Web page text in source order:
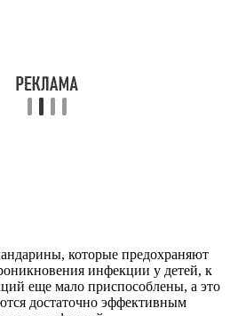
которые предохраняют
инфекции у детей, к
еще мало приспособлены, а это
достаточно эффективным